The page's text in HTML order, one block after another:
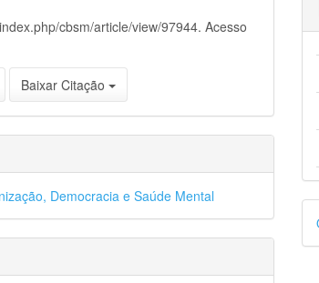
cbsm/article/view/97944. Acesso
Baixar Citação
Democracia e Saúde Mental